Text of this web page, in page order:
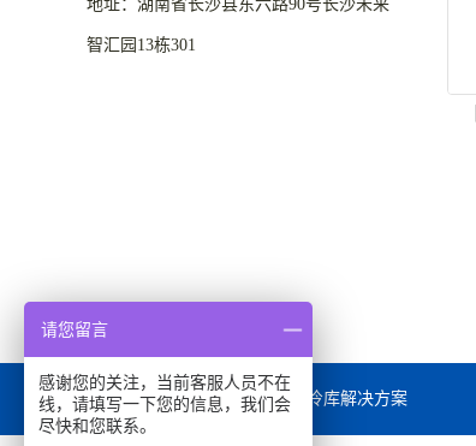
地址：湖南省长沙县东六路90号长沙未来
智汇园13栋301
首页 冷库解决方案
请您留言
感谢您的关注，当前客服人员不在
线，请填写一下您的信息，我们会
尽快和您联系。